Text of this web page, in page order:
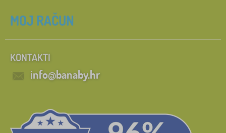
MOJ RAČUN
KONTAKTI
info@banaby.hr